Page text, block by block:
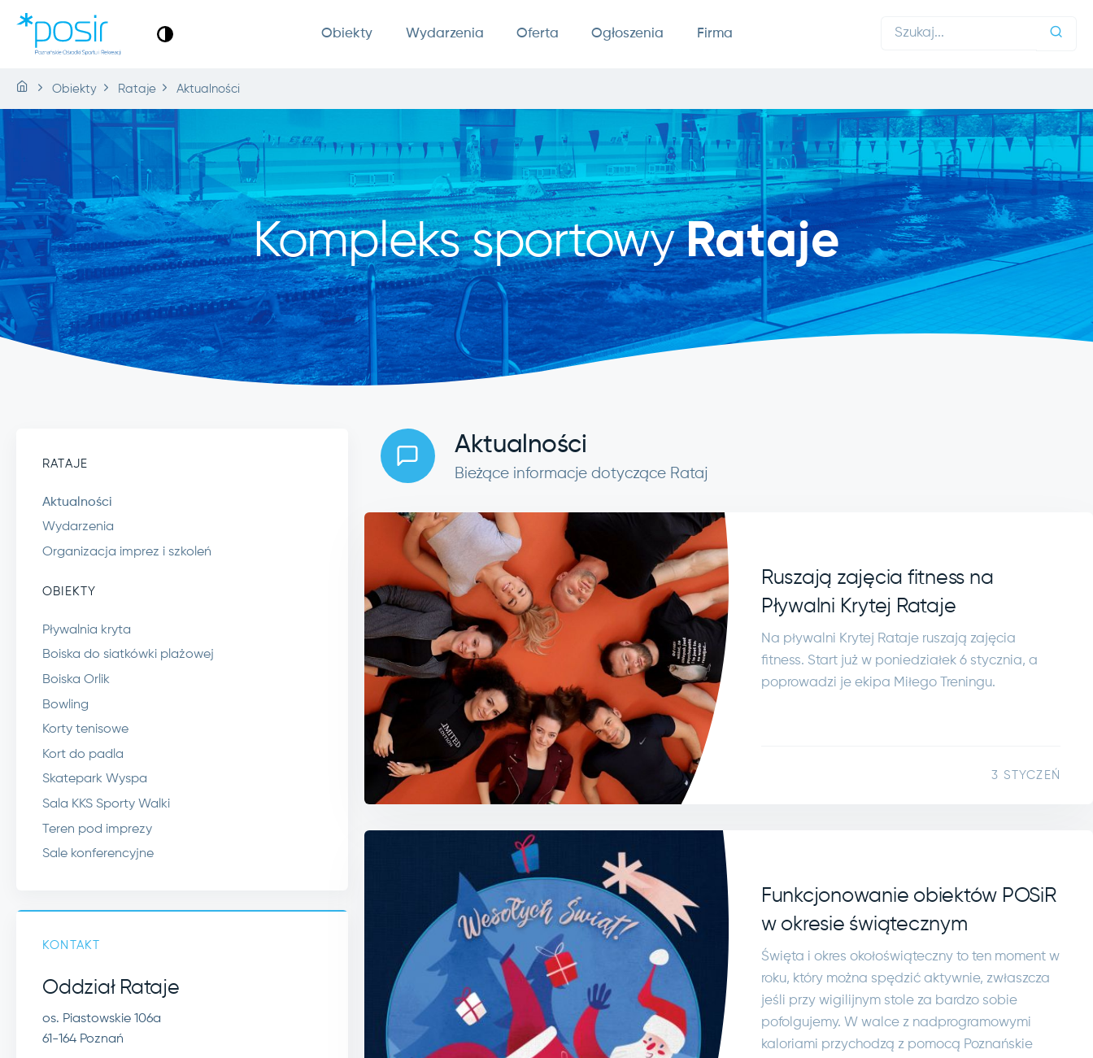
Obiekty Wydarzenia Oferta Ogłoszenia Firma
Obiekty Rataje Aktualności
Kompleks sportowyRataje
RATAJE
Aktualności
Wydarzenia
Organizacja imprez i szkoleń
OBIEKTY
Pływalnia kryta
Boiska do siatkówki plażowej
Boiska Orlik
Bowling
Korty tenisowe
Kort do padla
Skatepark Wyspa
Sala KKS Sporty Walki
Teren pod imprezy
Sale konferencyjne
KONTAKT
Oddział Rataje
os. Piastowskie 106a
61-164 Poznań
Aktualności
Bieżące informacje dotyczące Rataj
Ruszają zajęcia fitness na
Pływalni Krytej Rataje
Na pływalni Krytej Rataje ruszają zajęcia
fitness. Start już w poniedziałek 6 stycznia, a
poprowadzi je ekipa Miłego Treningu.
3 STYCZEŃ
Funkcjonowanie obiektów POSiR
w okresie świątecznym
Święta i okres okołoświąteczny to ten moment w
roku, który można spędzić aktywnie, zwłaszcza
jeśli przy wigilijnym stole za bardzo sobie
pofolgujemy. W walce z nadprogramowymi
kaloriami przychodzą z pomocą Poznańskie